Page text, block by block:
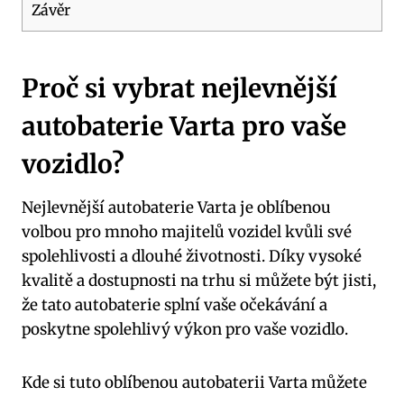
Závěr
Proč si vybrat nejlevnější
autobaterie‌ Varta pro vaše
vozidlo?
Nejlevnější autobaterie Varta je ⁤oblíbenou‍
volbou pro mnoho majitelů vozidel kvůli své
⁣spolehlivosti a dlouhé životnosti.​ Díky vysoké
kvalitě ⁤a dostupnosti ⁤na trhu si můžete ​být jisti,
že tato autobaterie splní vaše očekávání a
⁤poskytne spolehlivý výkon pro vaše vozidlo.
Kde​ si tuto oblíbenou autobaterii Varta můžete⁤